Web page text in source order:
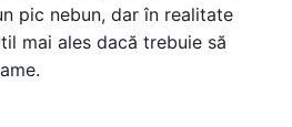
pic nebun, dar în realitate
mai ales dacă trebuie să